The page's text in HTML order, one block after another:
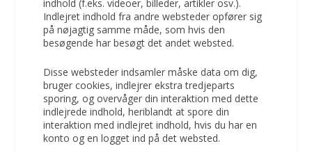
indhold (f.eks. videoer, billeder, artikler osv.).
Indlejret indhold fra andre websteder opfører sig
på nøjagtig samme måde, som hvis den
besøgende har besøgt det andet websted.
Disse websteder indsamler måske data om dig,
bruger cookies, indlejrer ekstra tredjeparts
sporing, og overvåger din interaktion med dette
indlejrede indhold, heriblandt at spore din
interaktion med indlejret indhold, hvis du har en
konto og en logget ind på det websted.